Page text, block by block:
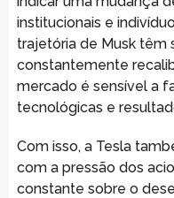
institucionais e
trajetória de Musk têm
constantemente
mercado é sensível a
tecnológicas e
Com isso, a Tesla
com a pressão dos
constante sobre o